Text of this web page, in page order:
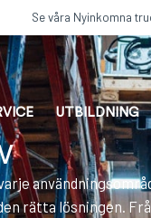
Se våra Nyinkomna
UTBILDNING
rätta lösningen.